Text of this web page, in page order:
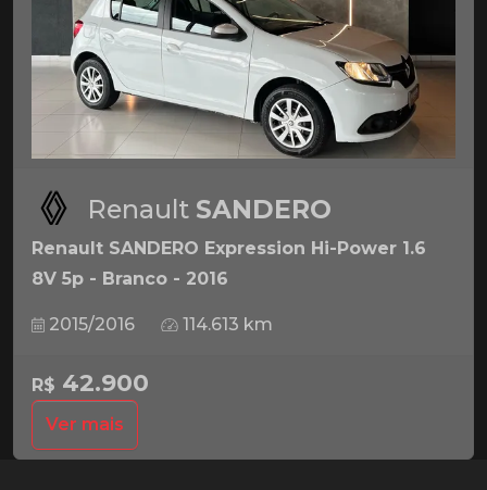
Renault SANDERO
Renault SANDERO Expression Hi-Power 1.6
8V 5p - Branco - 2016
2015/2016 114.613 km
R$ 42.900
Ver mais